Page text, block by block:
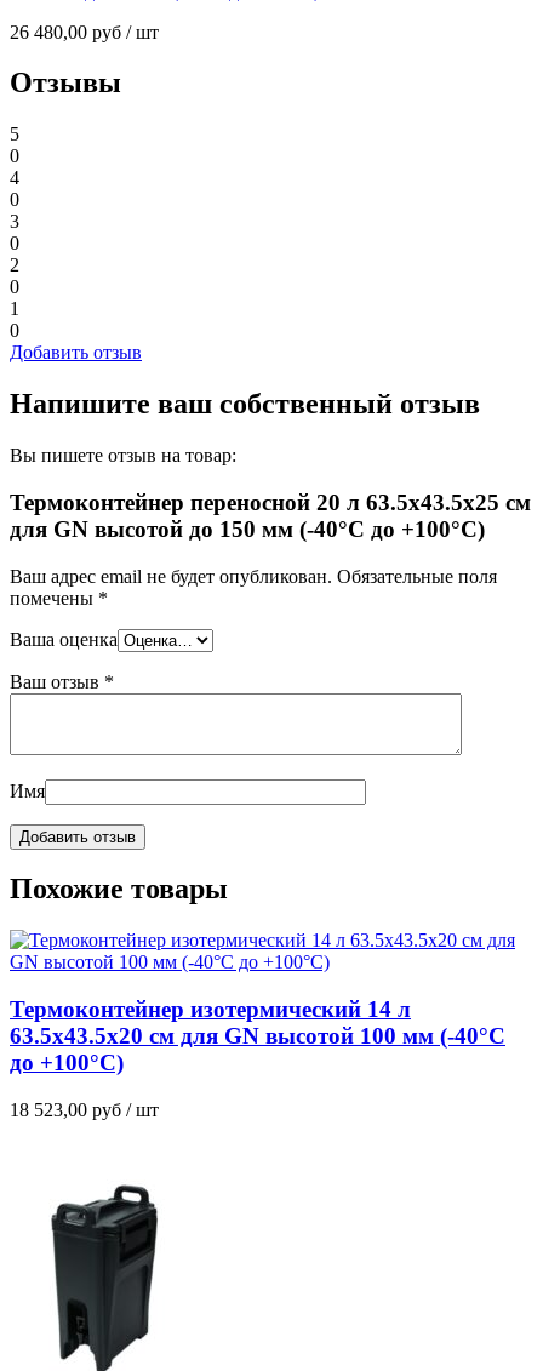
26 480,00 руб / шт
Отзывы
5
0
4
0
3
0
2
0
1
0
Добавить отзыв
Напишите ваш собственный отзыв
Вы пишете отзыв на товар:
Термоконтейнер переносной 20 л 63.5х43.5х25 см
для GN высотой до 150 мм (-40°C до +100°C)
Ваш адрес email не будет опубликован. Обязательные поля
помечены *
Ваша оценка
Ваш отзыв *
Имя
Похожие товары
Термоконтейнер изотермический 14 л
63.5х43.5х20 см для GN высотой 100 мм (-40°C
до +100°C)
18 523,00 руб / шт